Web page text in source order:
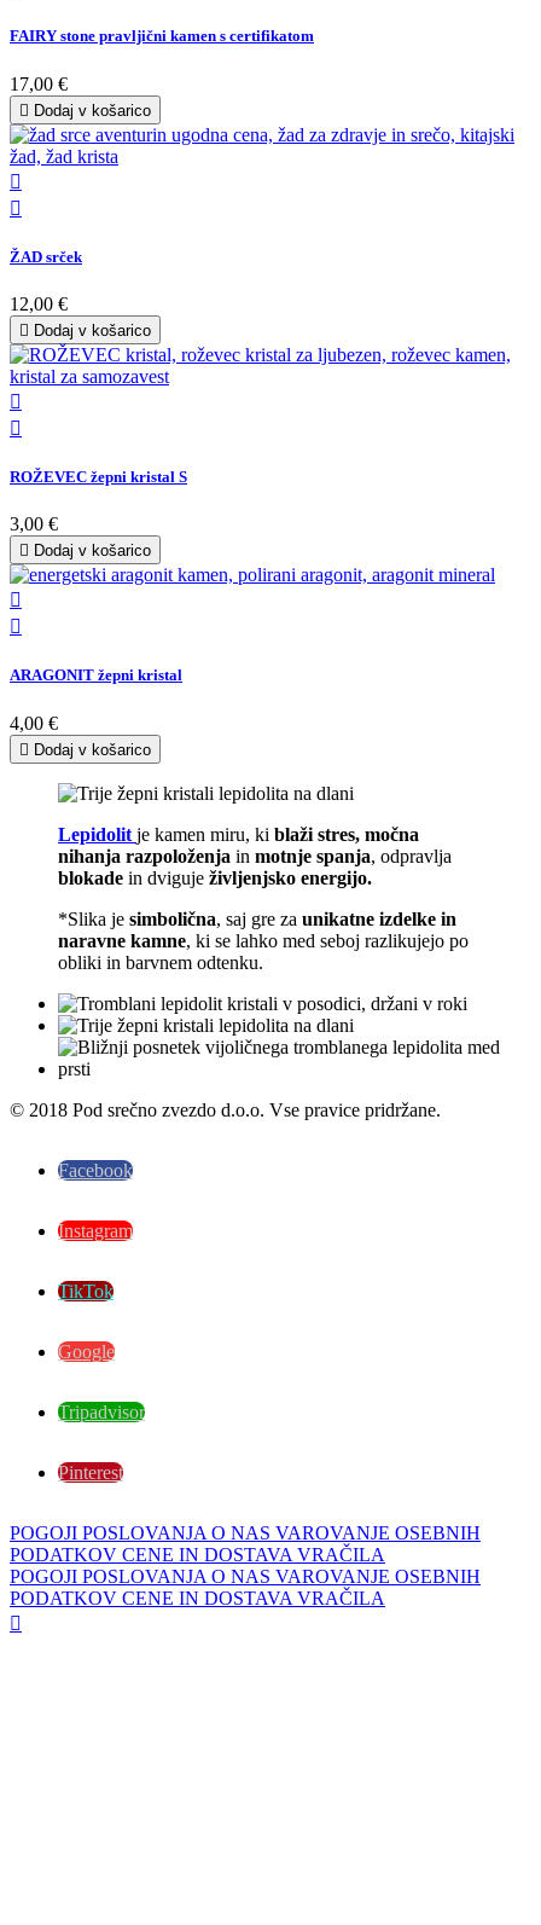
FAIRY stone pravljični kamen s certifikatom
17,00 €
 Dodaj v košarico


ŽAD srček
12,00 €
 Dodaj v košarico


ROŽEVEC žepni kristal S
3,00 €
 Dodaj v košarico


ARAGONIT žepni kristal
4,00 €
 Dodaj v košarico
Lepidolit je kamen miru, ki blaži stres, močna
nihanja razpoloženja in motnje spanja, odpravlja
blokade in dviguje življenjsko energijo.
*Slika je simbolična, saj gre za unikatne izdelke in
naravne kamne, ki se lahko med seboj razlikujejo po
obliki in barvnem odtenku.
© 2018 Pod srečno zvezdo d.o.o. Vse pravice pridržane.
Facebook
Instagram
TikTok
Google
Tripadvisor
Pinterest
POGOJI POSLOVANJA O NAS VAROVANJE OSEBNIH
PODATKOV CENE IN DOSTAVA VRAČILA
POGOJI POSLOVANJA O NAS VAROVANJE OSEBNIH
PODATKOV CENE IN DOSTAVA VRAČILA
